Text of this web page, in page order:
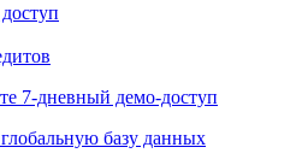
7-дневный демо-доступ
базу данных